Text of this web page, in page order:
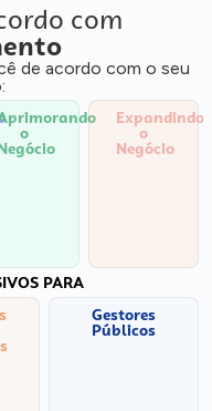
com
de acordo com o seu
o
Expandindo
o
Negócio
PARA
Gestores
Públicos